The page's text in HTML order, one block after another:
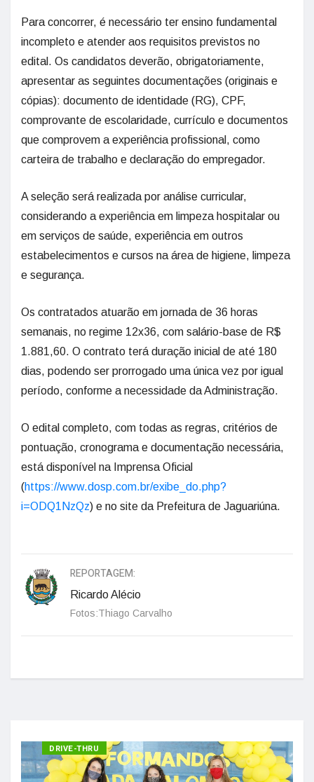
Para concorrer, é necessário ter ensino fundamental
incompleto e atender aos requisitos previstos no
edital. Os candidatos deverão, obrigatoriamente,
apresentar as seguintes documentações (originais e
cópias): documento de identidade (RG), CPF,
comprovante de escolaridade, currículo e documentos
que comprovem a experiência profissional, como
carteira de trabalho e declaração do empregador.
A seleção será realizada por análise curricular,
considerando a experiência em limpeza hospitalar ou
em serviços de saúde, experiência em outros
estabelecimentos e cursos na área de higiene, limpeza
e segurança.
Os contratados atuarão em jornada de 36 horas
semanais, no regime 12x36, com salário-base de R$
1.881,60. O contrato terá duração inicial de até 180
dias, podendo ser prorrogado uma única vez por igual
período, conforme a necessidade da Administração.
O edital completo, com todas as regras, critérios de
pontuação, cronograma e documentação necessária,
está disponível na Imprensa Oficial
(https://www.dosp.com.br/exibe_do.php?
i=ODQ1NzQz) e no site da Prefeitura de Jaguariúna.
REPORTAGEM:
Ricardo Alécio
Fotos:Thiago Carvalho
DRIVE-THRU